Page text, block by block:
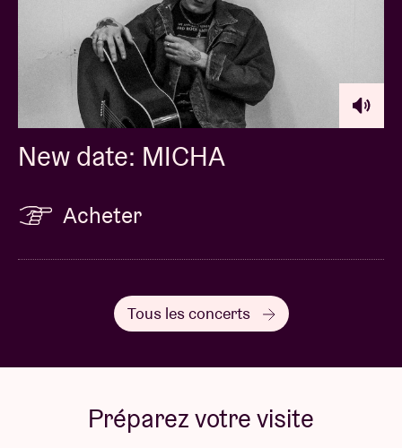
New date: MICHA
Acheter
Tous les concerts
Préparez votre visite